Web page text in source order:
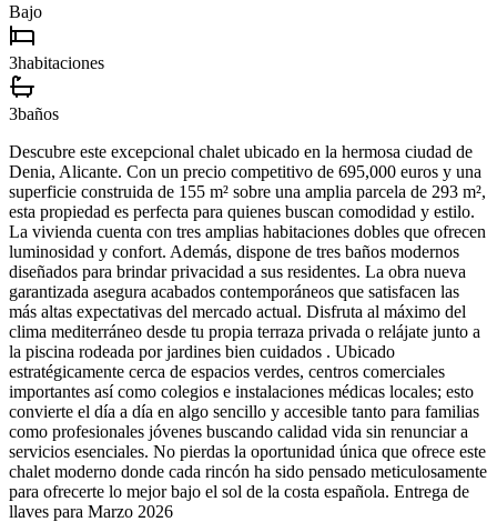
Bajo
3habitaciones
3baños
Descubre este excepcional chalet ubicado en la hermosa ciudad de
Denia, Alicante. Con un precio competitivo de 695,000 euros y una
superficie construida de 155 m² sobre una amplia parcela de 293 m²,
esta propiedad es perfecta para quienes buscan comodidad y estilo.
La vivienda cuenta con tres amplias habitaciones dobles que ofrecen
luminosidad y confort. Además, dispone de tres baños modernos
diseñados para brindar privacidad a sus residentes. La obra nueva
garantizada asegura acabados contemporáneos que satisfacen las
más altas expectativas del mercado actual. Disfruta al máximo del
clima mediterráneo desde tu propia terraza privada o relájate junto a
la piscina rodeada por jardines bien cuidados . Ubicado
estratégicamente cerca de espacios verdes, centros comerciales
importantes así como colegios e instalaciones médicas locales; esto
convierte el día a día en algo sencillo y accesible tanto para familias
como profesionales jóvenes buscando calidad vida sin renunciar a
servicios esenciales. No pierdas la oportunidad única que ofrece este
chalet moderno donde cada rincón ha sido pensado meticulosamente
para ofrecerte lo mejor bajo el sol de la costa española. Entrega de
llaves para Marzo 2026